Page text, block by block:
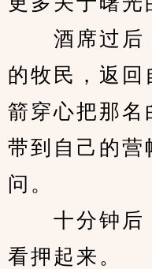
酒席过后
的牧民，返回
箭穿心把那名
带到自己的营
问。
十分钟后
看押起来。